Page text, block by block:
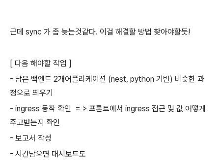
근데 sync 가 좀 늦는것같다. 이걸 해결할 방법 찾아야할듯!
[ 다음 해야할 작업 ]
- 남은 백엔드 2개어플리케이션 (nest, python 기반) 비슷한 과
정으로 띄우기
- ingress 동작 확인 = > 프론트에서 ingress 접근 및 값 어떻게
주고받는지 확인
- 보고서 작성
- 시간남으면 대시보드도